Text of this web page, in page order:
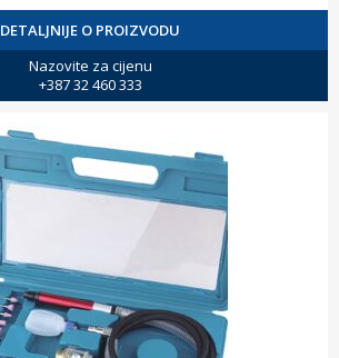
DETALJNIJE O PROIZVODU
Nazovite za cijenu
+387 32 460 333